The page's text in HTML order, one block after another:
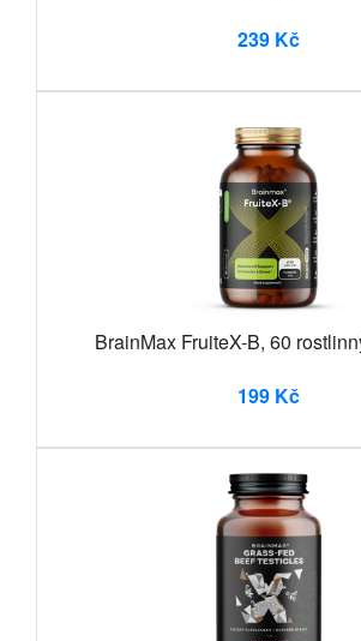
239 Kč
BrainMax FruiteX-B, 60
199 Kč